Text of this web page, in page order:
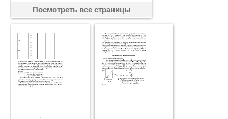
Посмотреть все страницы